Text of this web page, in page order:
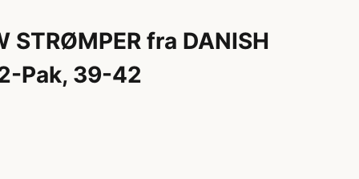
STRØMPER fra DANISH
Pak, 39-42